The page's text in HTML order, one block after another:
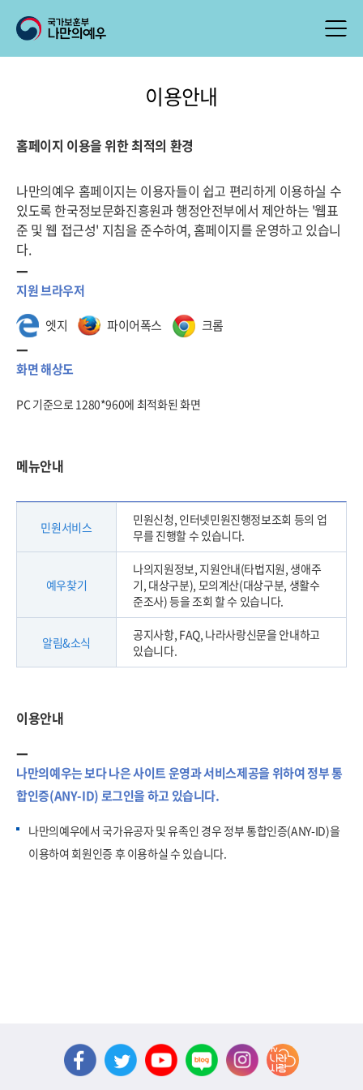
이용안내
홈페이지 이용을 위한 최적의 환경
나만의예우 홈페이지는 이용자들이 쉽고 편리하게 이용하실 수
있도록 한국정보문화진흥원과 행정안전부에서 제안하는 '웹표
준 및 웹 접근성' 지침을 준수하여, 홈페이지를 운영하고 있습니
다.
지원 브라우저
엣지
파이어폭스 크롬
화면 해상도
PC 기준으로 1280*960에 최적화된 화면
메뉴안내
민원서비스
민원신청, 인터넷민원진행정보조회 등의 업
무를 진행할 수 있습니다.
예우찾기
나의지원정보, 지원안내(타법지원, 생애주
기, 대상구분), 모의계산(대상구분, 생활수
준조사) 등을 조회 할 수 있습니다.
알림&소식
공지사항, FAQ, 나라사랑신문을 안내하고
있습니다.
이용안내
나만의예우는 보다 나은 사이트 운영과 서비스제공을 위하여 정부 통
합인증(ANY-ID) 로그인을 하고 있습니다.
나만의예우에서 국가유공자 및 유족인 경우 정부 통합인증(ANY-ID)을
이용하여 회원인증 후 이용하실 수 있습니다.